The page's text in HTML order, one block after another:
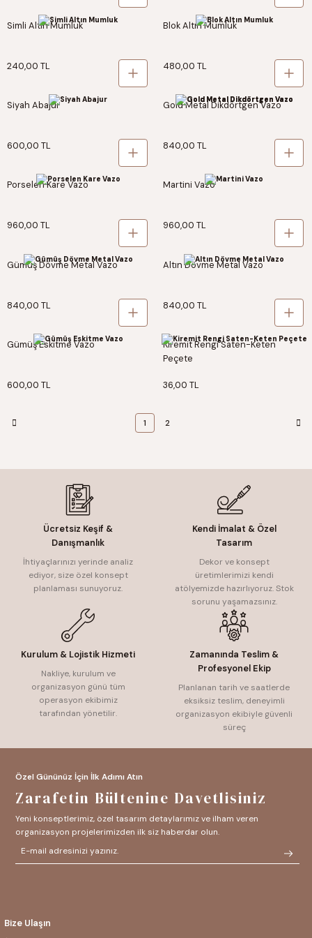
Simli Altın Mumluk
240,00 TL
Blok Altın Mumluk
480,00 TL
Siyah Abajur
600,00 TL
Gold Metal Dikdörtgen Vazo
840,00 TL
Porselen Kare Vazo
960,00 TL
Martini Vazo
960,00 TL
Gümüş Dövme Metal Vazo
840,00 TL
Altın Dövme Metal Vazo
840,00 TL
Gümüş Eskitme Vazo
600,00 TL
Kiremit Rengi Saten-Keten
Peçete
36,00 TL
1 2
Ücretsiz Keşif &
Danışmanlık
İhtiyaçlarınızı yerinde analiz
ediyor, size özel konsept
planlaması sunuyoruz.
Kendi İmalat & Özel
Tasarım
Dekor ve konsept
üretimlerimizi kendi
atölyemizde hazırlıyoruz. Stok
sorunu yaşamazsınız.
Kurulum & Lojistik Hizmeti
Nakliye, kurulum ve
organizasyon günü tüm
operasyon ekibimiz
tarafından yönetilir.
Zamanında Teslim &
Profesyonel Ekip
Planlanan tarih ve saatlerde
eksiksiz teslim, deneyimli
organizasyon ekibiyle güvenli
süreç
Bize Ulaşın
Özel Gününüz İçin İlk Adımı Atın
Zarafetin Bültenine Davetlisiniz
Yeni konseptlerimiz, özel tasarım detaylarımız ve ilham veren
organizasyon projelerimizden ilk siz haberdar olun.